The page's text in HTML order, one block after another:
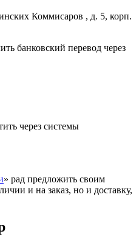
Коммисаров , д. 5, корп.
банковский перевод через
через системы
» рад предложить своим
и на заказ, но и доставку,